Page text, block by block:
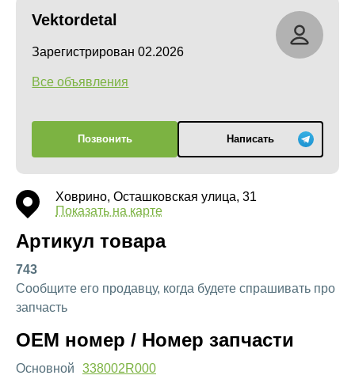
Vektordetal
Зарегистрирован 02.2026
Все объявления
Позвонить Написать
Ховрино, Осташковская улица, 31
Показать на карте
Артикул товара
743
Сообщите его продавцу, когда будете спрашивать про
запчасть
OEM номер / Номер запчасти
Основной
338002R000